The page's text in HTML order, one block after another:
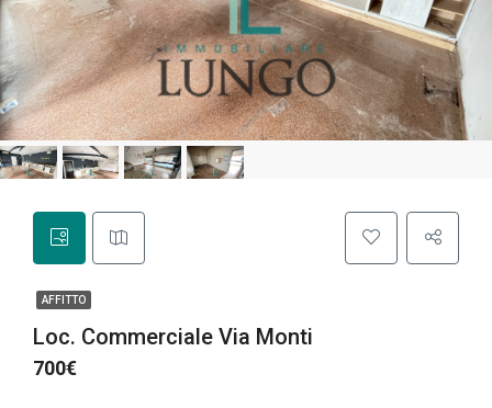
AFFITTO
Loc. Commerciale Via Monti
700€